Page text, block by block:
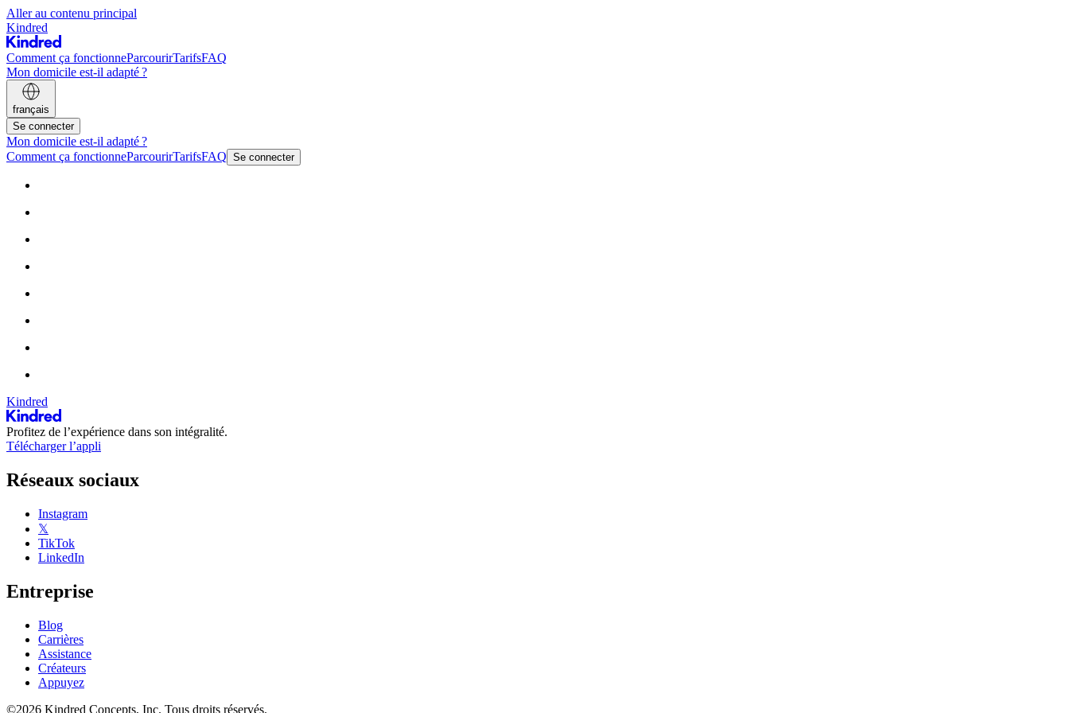
Aller au contenu principal
Kindred
Comment ça fonctionneParcourirTarifsFAQ
Mon domicile est-il adapté ?
français
Se connecter
Mon domicile est-il adapté ?
Comment ça fonctionneParcourirTarifsFAQ Se connecter
Kindred
Profitez de l’expérience dans son intégralité.
Télécharger l’appli
Réseaux sociaux
Instagram
𝕏
TikTok
LinkedIn
Entreprise
Blog
Carrières
Assistance
Créateurs
Appuyez
©2026 Kindred Concepts, Inc. Tous droits réservés.